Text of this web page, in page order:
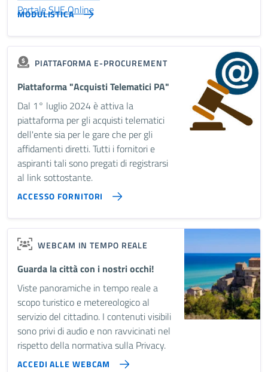
Portale SUE Online
MODULISTICA
PIATTAFORMA E-PROCUREMENT
Piattaforma "Acquisti Telematici PA"
Dal 1° luglio 2024 è attiva la
piattaforma per gli acquisti telematici
dell'ente sia per le gare che per gli
affidamenti diretti. Tutti i fornitori e
aspiranti tali sono pregati di registrarsi
al link sottostante.
ACCESSO FORNITORI
WEBCAM IN TEMPO REALE
Guarda la città con i nostri occhi!
Viste panoramiche in tempo reale a
scopo turistico e metereologico al
servizio del cittadino. I contenuti visibili
sono privi di audio e non ravvicinati nel
rispetto della normativa sulla Privacy.
ACCEDI ALLE WEBCAM